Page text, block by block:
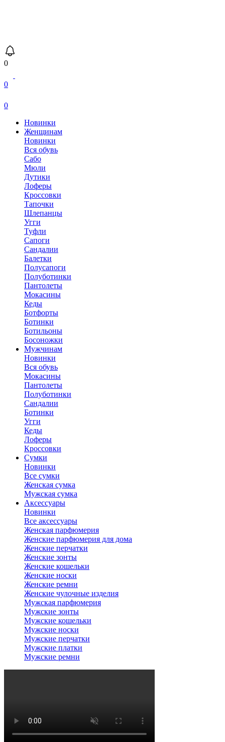
0
0
0
Новинки
Женщинам
Новинки
Вся обувь
Сабо
Мюли
Дутики
Лоферы
Кроссовки
Тапочки
Шлепанцы
Угги
Туфли
Сапоги
Сандалии
Балетки
Полусапоги
Полуботинки
Пантолеты
Мокасины
Кеды
Ботфорты
Ботинки
Ботильоны
Босоножки
Мужчинам
Новинки
Вся обувь
Мокасины
Пантолеты
Полуботинки
Сандалии
Ботинки
Угги
Кеды
Лоферы
Кроссовки
Сумки
Новинки
Все сумки
Женская сумка
Мужская сумка
Аксессуары
Новинки
Все аксессуары
Женская парфюмерия
Женские парфюмерия для дома
Женские перчатки
Женские зонты
Женские кошельки
Женские носки
Женские ремни
Женские чулочные изделия
Мужская парфюмерия
Мужские зонты
Мужские кошельки
Мужские носки
Мужские перчатки
Мужские платки
Мужские ремни